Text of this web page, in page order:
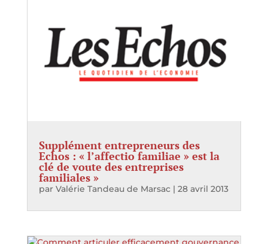
Supplément entrepreneurs des
Echos : « l’affectio familiae » est la
clé de voute des entreprises
familiales »
par Valérie Tandeau de Marsac| 28 avril 2013